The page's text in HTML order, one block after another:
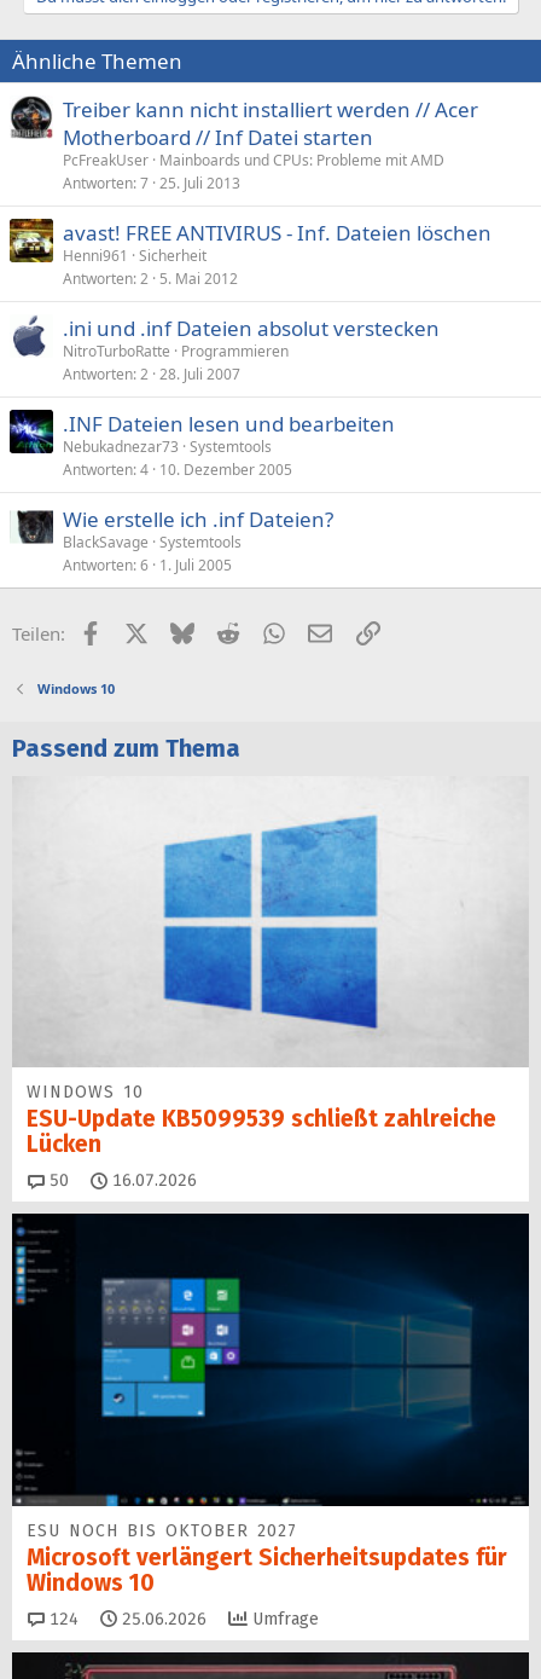
Ähnliche Themen
Treiber kann nicht installiert werden // Acer
Motherboard // Inf Datei starten
PcFreakUser Mainboards und CPUs: Probleme mit AMD
Antworten 7 25. Juli 2013
avast! FREE ANTIVIRUS - Inf. Dateien löschen
Henni961
Sicherheit
Antworten 2 5. Mai 2012
.ini und .inf Dateien absolut verstecken
NitroTurboRatte
Programmieren
Antworten 2 28. Juli 2007
.INF Dateien lesen und bearbeiten
Nebukadnezar73 Systemtools
Antworten 4 10. Dezember 2005
Wie erstelle ich .inf Dateien?
BlackSavage Systemtools
Antworten 6 1. Juli 2005
Teilen: FacebookX (Twitter)
BlueskyRedditWhatsApp
E-MailLink
Windows 10
Passend zum Thema
WINDOWS 10
ESU-Update KB5099539 schließt zahlreiche
Lücken
50 Kommentare
16.07.2026
ESU NOCH BIS OKTOBER 2027
Microsoft verlängert Sicherheitsupdates für
Windows 10
124 Kommentare
25.06.2026 Umfrage